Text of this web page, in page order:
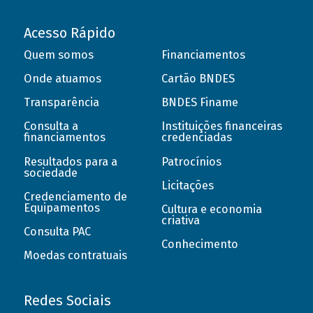
Acesso Rápido
Quem somos
Onde atuamos
Transparência
Consulta a
financiamentos
Resultados para a
sociedade
Credenciamento de
Equipamentos
Consulta PAC
Moedas contratuais
Financiamentos
Cartão BNDES
BNDES Finame
Instituições financeiras
credenciadas
Patrocínios
Licitações
Cultura e economia
criativa
Conhecimento
Redes Sociais